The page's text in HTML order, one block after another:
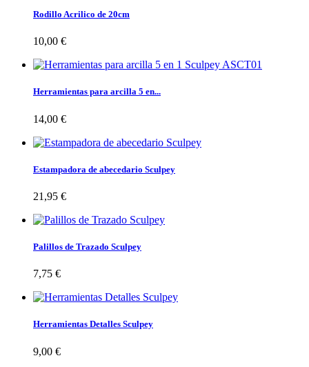
Rodillo Acrilico de 20cm
10,00 €
Herramientas para arcilla 5 en...
14,00 €
Estampadora de abecedario Sculpey
21,95 €
Palillos de Trazado Sculpey
7,75 €
Herramientas Detalles Sculpey
9,00 €